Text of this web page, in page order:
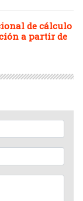
de cálculo
a partir de